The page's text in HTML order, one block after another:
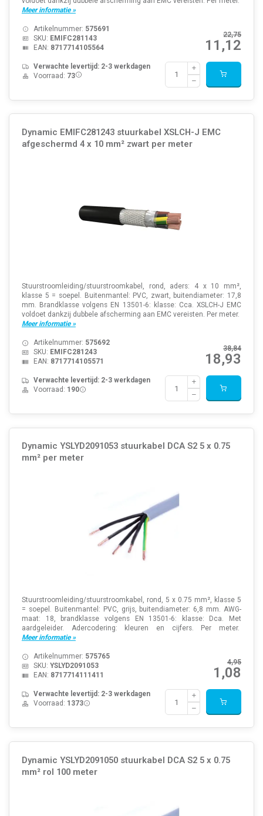
Meer informatie »
22,75
11,12
Artikelnummer: 575691
SKU: EMIFC281143
EAN: 8717714105564
Verwachte levertijd: 2-3 werkdagen
Voorraad: 73
Dynamic EMIFC281243 stuurkabel XSLCH-J EMC
afgeschermd 4 x 10 mm² zwart per meter
Stuurstroomleiding/stuurstroomkabel, rond, aders: 4 x 10 mm²,
klasse 5 = soepel. Buitenmantel: PVC, zwart, buitendiameter: 17,8
mm. Brandklasse volgens EN 13501-6: klasse: Cca. XSLCH-J EMC
voldoet dankzij dubbele afscherming aan EMC vereisten. Per meter.
Meer informatie »
38,84
18,93
Artikelnummer: 575692
SKU: EMIFC281243
EAN: 8717714105571
Verwachte levertijd: 2-3 werkdagen
Voorraad: 190
Dynamic YSLYD2091053 stuurkabel DCA S2 5 x 0.75
mm² per meter
Stuurstroomleiding/stuurstroomkabel, rond, 5 x 0.75 mm², klasse 5
= soepel. Buitenmantel: PVC, grijs, buitendiameter: 6,8 mm. AWG-
maat: 18, brandklasse volgens EN 13501-6: klasse: Dca. Met
aardgeleider. Adercodering: kleuren en cijfers. Per meter.
Meer informatie »
4,95
1,08
Artikelnummer: 575765
SKU: YSLYD2091053
EAN: 8717714111411
Verwachte levertijd: 2-3 werkdagen
Voorraad: 1373
Dynamic YSLYD2091050 stuurkabel DCA S2 5 x 0.75
mm² rol 100 meter